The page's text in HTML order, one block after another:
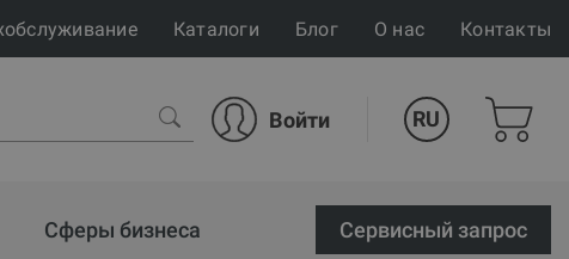
Каталоги Блог О нас Контакты
Войти RU
Сферы бизнеса Cервисный запрос